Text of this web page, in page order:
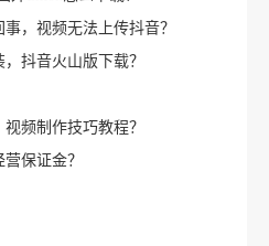
，视频无法上传抖音？
抖音火山版下载？
频制作技巧教程？
保证金？